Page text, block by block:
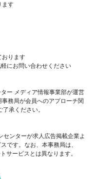
ます
ります
にお問い合わせください
ー メディア情報事業部が運営
務局が会員へのアプローチ関
承ください。
ンターが求人広告掲載企業よ
です。なお、本事務局は、
サービスとは異なります。